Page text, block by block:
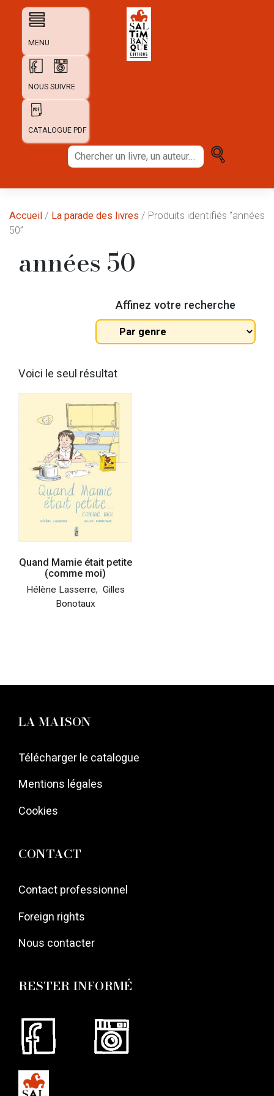
MENU
NOUS SUIVRE
CATALOGUE PDF
Chercher
un
auteur...
Accueil / La parade des livres / Produits identifiés “années
50”
années 50
Affinez votre recherche
Tous
les
Voici le seul résultat
Quand Mamie était petite
(comme moi)
Hélène Lasserre, Gilles
Bonotaux
LA MAISON
Télécharger le catalogue
Mentions légales
Cookies
CONTACT
Contact professionnel
Foreign rights
Nous contacter
RESTER INFORMÉ